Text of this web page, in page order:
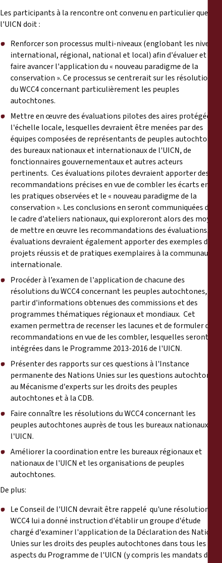
Les participants à la rencontre ont convenu en particulier que
l'UICN doit :
Renforcer son processus multi-niveaux (englobant les niveaux
international, régional, national et local) afin d'évaluer et
faire avancer l'application du « nouveau paradigme de la
conservation ». Ce processus se centrerait sur les résolutions
du WCC4 concernant particulièrement les peuples
autochtones.
Mettre en œuvre des évaluations pilotes des aires protégées à
l'échelle locale, lesquelles devraient être menées par des
équipes composées de représentants de peuples autochtones,
des bureaux nationaux et internationaux de l'UICN, de
fonctionnaires gouvernementaux et autres acteurs
pertinents. Ces évaluations pilotes devraient apporter des
recommandations précises en vue de combler les écarts entre
les pratiques observées et le « nouveau paradigme de la
conservation ». Les conclusions en seront communiquées dans
le cadre d'ateliers nationaux, qui exploreront alors des moyens
de mettre en œuvre les recommandations des évaluations. Les
évaluations devraient également apporter des exemples de
projets réussis et de pratiques exemplaires à la communauté
internationale.
Procéder à l’examen de l'application de chacune des
résolutions du WCC4 concernant les peuples autochtones, à
partir d'informations obtenues des commissions et des
programmes thématiques régionaux et mondiaux. Cet
examen permettra de recenser les lacunes et de formuler des
recommandations en vue de les combler, lesquelles seront
intégrées dans le Programme 2013-2016 de l'UICN.
Présenter des rapports sur ces questions à l'Instance
permanente des Nations Unies sur les questions autochtones,
au Mécanisme d'experts sur les droits des peuples
autochtones et à la CDB.
Faire connaître les résolutions du WCC4 concernant les
peuples autochtones auprès de tous les bureaux nationaux de
l'UICN.
Améliorer la coordination entre les bureaux régionaux et
nationaux de l'UICN et les organisations de peuples
autochtones.
De plus:
Le Conseil de l'UICN devrait être rappelé qu'une résolution du
WCC4 lui a donné instruction d'établir un groupe d'étude
chargé d'examiner l'application de la Déclaration des Nations
Unies sur les droits des peuples autochtones dans tous les
aspects du Programme de l'UICN (y compris les mandats des